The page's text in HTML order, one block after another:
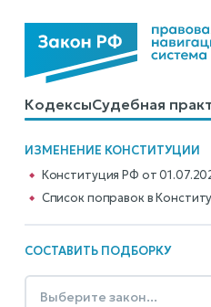
КодексыСудебная
Калькуляторы
ИЗМЕНЕНИЕ КОНСТИТУЦИИ
Конституция РФ от
Cписок поправок в
СОСТАВИТЬ ПОДБОРКУ